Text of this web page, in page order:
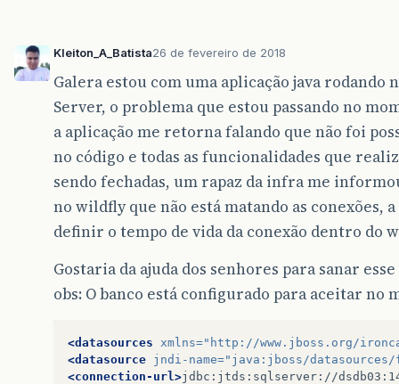
Kleiton_A_Batista26 de fevereiro de 2018
Galera estou com uma aplicação java rodando
Server, o problema que estou passando no
a aplicação me retorna falando que não foi
no código e todas as funcionalidades que
sendo fechadas, um rapaz da infra me
no wildfly que não está matando as conexões,
definir o tempo de vida da conexão dentro do
Gostaria da ajuda dos senhores para sanar
obs: O banco está configurado para aceitar no
<datasources xmlns="http://www.jboss.org/
<datasource jndi-name="java:jboss/datasources/
<connection-url>jdbc:jtds:sqlserver://